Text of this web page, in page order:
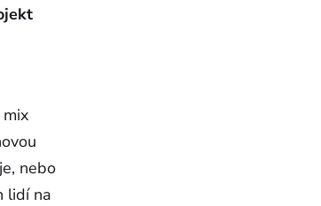
nebo
lidí na